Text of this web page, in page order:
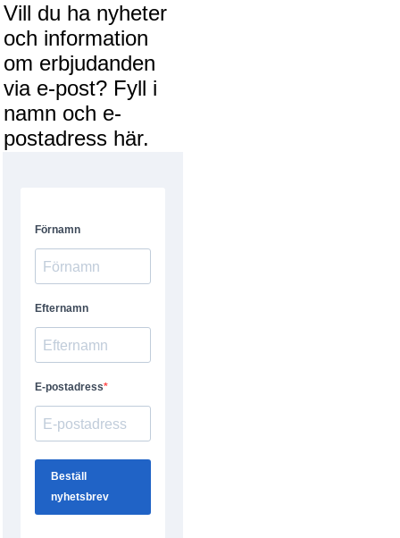
Vill du ha nyheter
och information
om erbjudanden
via e-post? Fyll i
namn och e-
postadress här.